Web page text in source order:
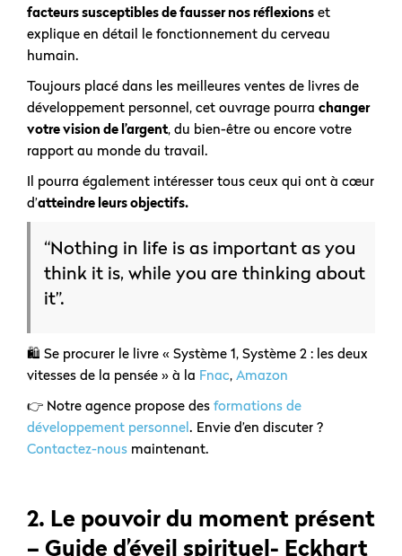
facteurs susceptibles de fausser nos réflexions et
explique en détail le fonctionnement du cerveau
humain.
Toujours placé dans les meilleures ventes de livres de
développement personnel, cet ouvrage pourra changer
votre vision de l’argent, du bien-être ou encore votre
rapport au monde du travail.
Il pourra également intéresser tous ceux qui ont à cœur
d’atteindre leurs objectifs.
“Nothing in life is as important as you
think it is, while you are thinking about
it”.
🛍️ Se procurer le livre « Système 1, Système 2 : les deux
vitesses de la pensée » à la Fnac, Amazon
👉 Notre agence propose des formations de
développement personnel . Envie d’en discuter ?
Contactez-nous maintenant.
2. Le pouvoir du moment présent
– Guide d’éveil spirituel- Eckhart